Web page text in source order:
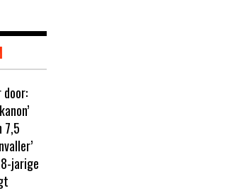
7,5
jarige